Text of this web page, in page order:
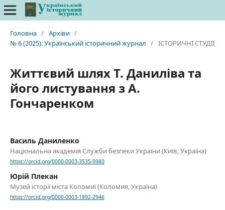
Головна / Архіви /
№ 6 (2025): Український історичний журнал / ІСТОРИЧНІ СТУДІЇ
Життєвий шлях Т. Даниліва та
його листування з А.
Гончаренком
Василь Даниленко
Національна академія Служби безпеки України (Київ, Україна)
https://orcid.org/0000-0003-3535-9980
Юрій Плекан
Музей історії міста Коломиї (Коломия, Україна)
https://orcid.org/0000-0003-1892-2946